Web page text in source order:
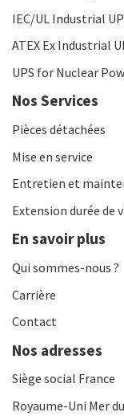
IEC/UL Industrial
ATEX Ex Industrial
UPS for Nuclear
Nos Services
Pièces détachées
Mise en service
Entretien et
Extension durée de
En savoir plus
Qui sommes-nous ?
Carrière
Contact
Nos adresses
Siège social France
Royaume-Uni Mer